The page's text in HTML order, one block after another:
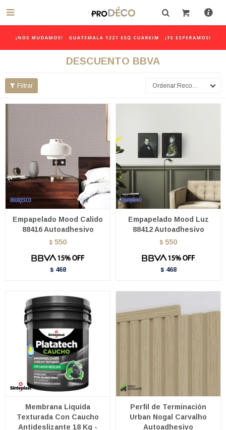

DESCUENTO BBVA
Recomendados
Empapelado Mood Calido
88416 Autoadhesivo
$ 550
$ 468
Empapelado Mood Luz
88412 Autoadhesivo
$ 550
$ 468
Membrana Liquida
Texturada Con Caucho
Antideslizante 18 Kg -
Perfil de Terminación
Urban Nogal Carvalho
Autoadhesivo